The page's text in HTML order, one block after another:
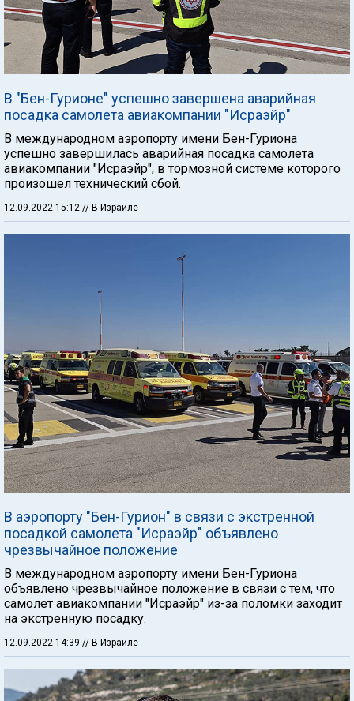
В "Бен-Гурионе" успешно завершена аварийная
посадка самолета авиакомпании "Исраэйр"
В международном аэропорту имени Бен-Гуриона
успешно завершилась аварийная посадка самолета
авиакомпании "Исраэйр", в тормозной системе которого
произошел технический сбой.
12.09.2022 15:12 // В Израиле
В аэропорту "Бен-Гурион" в связи с экстренной
посадкой самолета "Исраэйр" объявлено
чрезвычайное положение
В международном аэропорту имени Бен-Гуриона
объявлено чрезвычайное положение в связи с тем, что
самолет авиакомпании "Исраэйр" из-за поломки заходит
на экстренную посадку.
12.09.2022 14:39 // В Израиле